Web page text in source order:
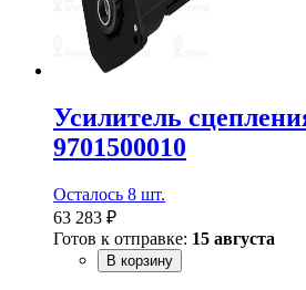
Усилитель
9701500010
Осталось 8 шт.
63 283 ₽
Готов к отправке: 15 августа
В корзину